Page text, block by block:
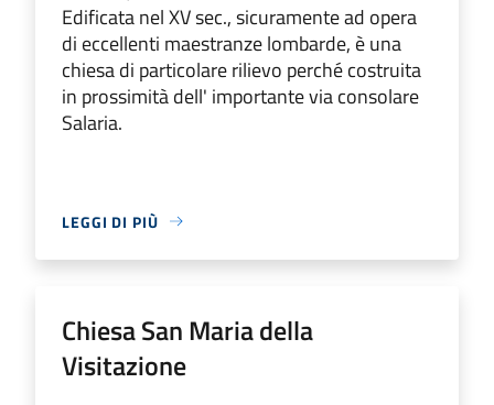
Edificata nel XV sec., sicuramente ad opera
di eccellenti maestranze lombarde, è una
chiesa di particolare rilievo perché costruita
in prossimità dell' importante via consolare
Salaria.
LEGGI DI PIÙ
Chiesa San Maria della
Visitazione